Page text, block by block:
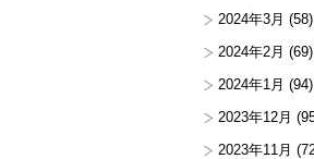
2024年3月 (58)
2024年2月 (69)
2024年1月 (94)
2023年12月
2023年11月